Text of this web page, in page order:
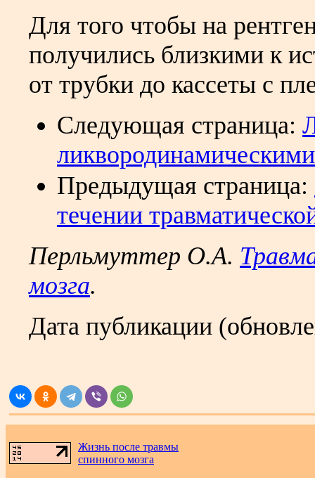
Для того чтобы на
получились близкими к
от трубки до кассеты с
Следующая страница:
Предыдущая страница:
течении
Перльмуттер О.А.
мозга.
Дата публикации
Жизнь после травмы
спинного мозга